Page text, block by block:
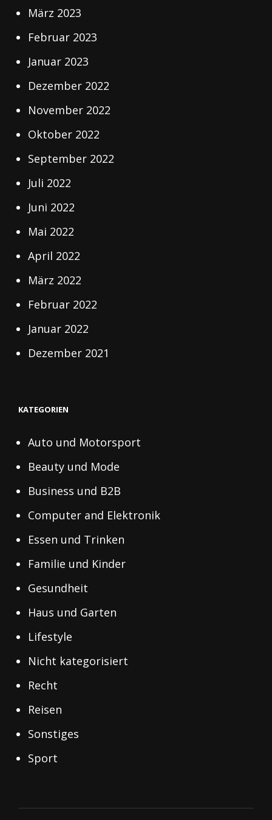
März 2023
Februar 2023
Januar 2023
Dezember 2022
November 2022
Oktober 2022
September 2022
Juli 2022
Juni 2022
Mai 2022
April 2022
März 2022
Februar 2022
Januar 2022
Dezember 2021
KATEGORIEN
Auto und Motorsport
Beauty und Mode
Business und B2B
Computer and Elektronik
Essen und Trinken
Familie und Kinder
Gesundheit
Haus und Garten
Lifestyle
Nicht kategorisiert
Recht
Reisen
Sonstiges
Sport